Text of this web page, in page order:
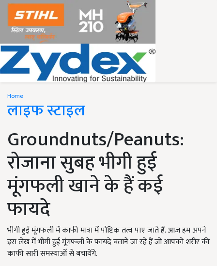
Home
लाइफ स्टाइल
Groundnuts/Peanuts:
रोजाना सुबह भीगी हुई
मूंगफली खाने के हैं कई
फायदे
भीगी हुई मूंगफली में काफी मात्रा में पौष्टिक तत्व पाए जाते हैं. आज हम अपने
इस लेख में भीगी हुई मूंगफली के फायदे बताने जा रहे हैं जो आपको शरीर की
काफी सारी समस्याओं से बचायेंगे.